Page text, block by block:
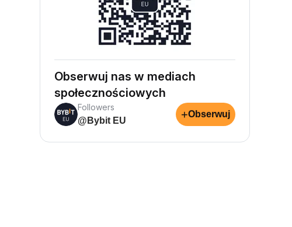
Obserwuj nas w mediach
społecznościowych
Followers
@Bybit EU
+Obserwuj